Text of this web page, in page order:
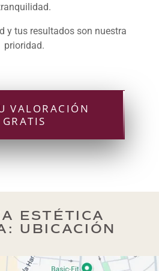
y tus resultados son nuestra
prioridad.
VALORACIÓN
GRATIS
ESTÉTICA
UBICACIÓN